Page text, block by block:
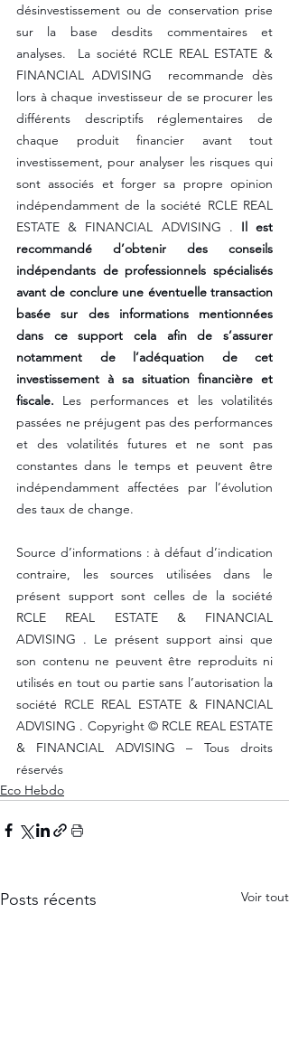
désinvestissement ou de conservation prise
sur la base desdits commentaires et
analyses.  La société RCLE REAL ESTATE &
FINANCIAL ADVISING  recommande dès
lors à chaque investisseur de se procurer les
différents descriptifs réglementaires de
chaque produit financier avant tout
investissement, pour analyser les risques qui
sont associés et forger sa propre opinion
indépendamment de la société RCLE REAL
ESTATE & FINANCIAL ADVISING . Il est
recommandé d’obtenir des conseils
indépendants de professionnels spécialisés
avant de conclure une éventuelle transaction
basée sur des informations mentionnées
dans ce support cela afin de s’assurer
notamment de l’adéquation de cet
investissement à sa situation financière et
fiscale. Les performances et les volatilités
passées ne préjugent pas des performances
et des volatilités futures et ne sont pas
constantes dans le temps et peuvent être
indépendamment affectées par l’évolution
des taux de change.
Source d’informations : à défaut d’indication
contraire, les sources utilisées dans le
présent support sont celles de la société
RCLE REAL ESTATE & FINANCIAL
ADVISING . Le présent support ainsi que
son contenu ne peuvent être reproduits ni
utilisés en tout ou partie sans l’autorisation la
société RCLE REAL ESTATE & FINANCIAL
ADVISING . Copyright © RCLE REAL ESTATE
& FINANCIAL ADVISING – Tous droits
réservés
Eco Hebdo
Posts récents Voir tout